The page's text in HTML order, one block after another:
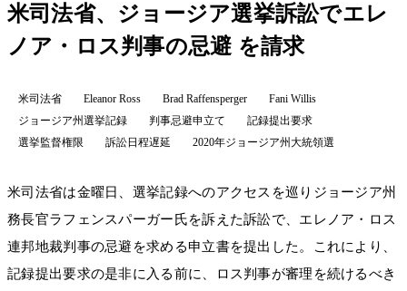
米司法省、ジョージア選挙訴訟でエレ
ノア・ロス判事の忌避 を請求
米司法省 Eleanor Ross Brad Raffensperger
Fani Willis
ジョージア州選挙記録
判事忌避申立て
記録提出要求
選挙監督権限
訴訟日程遅延 2020年ジョージア州大統領選
米司法省は金曜日、選挙記録へのアクセスを巡りジョージア州
務長官ラフェンスパーガー氏を訴えた訴訟で、エレノア・ロス
連邦地裁判事の忌避を求める申立書を提出した。これにより、
記録提出要求の是非に入る前に、ロス判事が審理を続けるべき